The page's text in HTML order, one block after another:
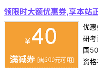
领限时大额优惠券,享本站
优
研
国
资